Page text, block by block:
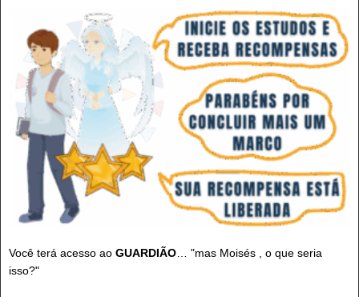
Você terá acesso ao GUARDIÃO … "mas Moisés , o que seria
isso?"